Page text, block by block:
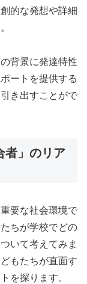
的な発想や詳細
背景に発達特性
ートを提供する
き出すことがで
者」のリア
要な社会環境で
ちが学校でどの
いて考えてみま
もたちが直面す
を探ります。